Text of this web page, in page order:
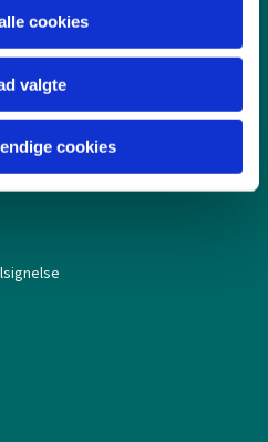
cookies
valgte
cookies